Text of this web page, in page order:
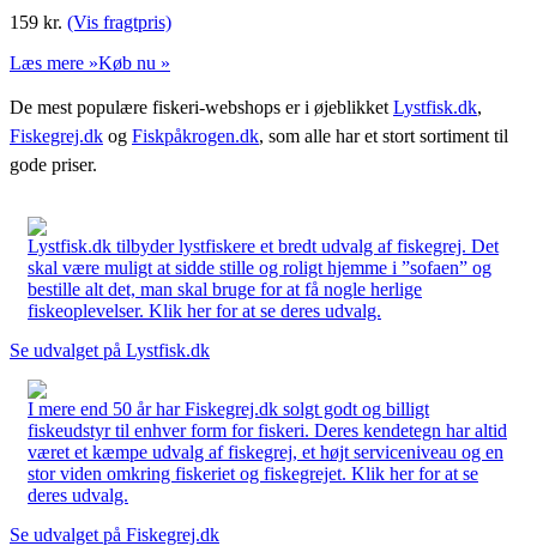
159 kr. (Vis fragtpris)
Læs mere »Køb nu »
De mest populære fiskeri-webshops er i øjeblikket Lystfisk.dk,
Fiskegrej.dk og Fiskpåkrogen.dk, som alle har et stort sortiment til
gode priser.
Lystfisk.dk tilbyder lystfiskere et bredt udvalg af fiskegrej. Det
skal være muligt at sidde stille og roligt hjemme i ”sofaen” og
bestille alt det, man skal bruge for at få nogle herlige
fiskeoplevelser. Klik her for at se deres udvalg.
Se udvalget på Lystfisk.dk
I mere end 50 år har Fiskegrej.dk solgt godt og billigt
fiskeudstyr til enhver form for fiskeri. Deres kendetegn har altid
været et kæmpe udvalg af fiskegrej, et højt serviceniveau og en
stor viden omkring fiskeriet og fiskegrejet. Klik her for at se
deres udvalg.
Se udvalget på Fiskegrej.dk